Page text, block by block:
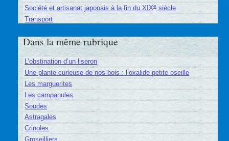
Société et artisanat japonais à la fin du XIXesiècle
Transport
Dans la même rubrique
L’obstination d’un liseron
Une plante curieuse de nos bois : l’oxalide petite oseille
Les marguerites
Les campanules
Soudes
Astragales
Crinoles
Groseilliers